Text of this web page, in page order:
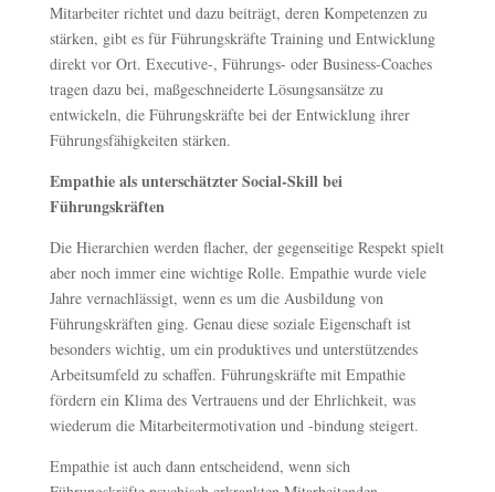
Mitarbeiter richtet und dazu beiträgt, deren Kompetenzen zu
stärken, gibt es für Führungskräfte Training und Entwicklung
direkt vor Ort. Executive-, Führungs- oder Business-Coaches
tragen dazu bei, maßgeschneiderte Lösungsansätze zu
entwickeln, die Führungskräfte bei der Entwicklung ihrer
Führungsfähigkeiten stärken.
Empathie als unterschätzter Social-Skill bei
Führungskräften
Die Hierarchien werden flacher, der gegenseitige Respekt spielt
aber noch immer eine wichtige Rolle. Empathie wurde viele
Jahre vernachlässigt, wenn es um die Ausbildung von
Führungskräften ging. Genau diese soziale Eigenschaft ist
besonders wichtig, um ein produktives und unterstützendes
Arbeitsumfeld zu schaffen. Führungskräfte mit Empathie
fördern ein Klima des Vertrauens und der Ehrlichkeit, was
wiederum die Mitarbeitermotivation und -bindung steigert.
Empathie ist auch dann entscheidend, wenn sich